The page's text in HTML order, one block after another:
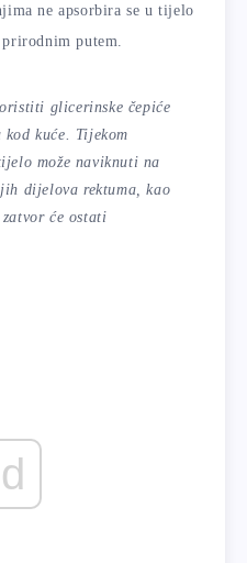
ne apsorbira se u tijelo
putem.
glicerinske čepiće
kuće. Tijekom
može naviknuti na
dijelova rektuma, kao
će ostati